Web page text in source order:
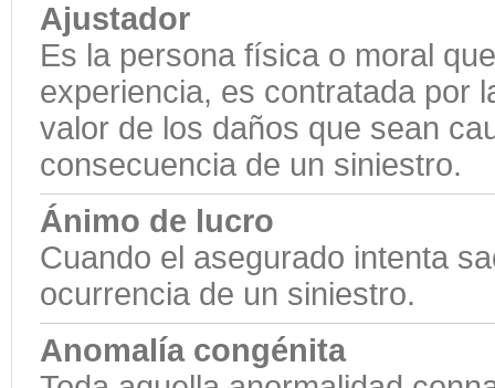
Ajustador
Es la persona física o moral
experiencia, es contratada por
valor de los daños que sean
consecuencia de un siniestro.
Ánimo de lucro
Cuando el asegurado intenta
ocurrencia de un siniestro.
Anomalía congénita